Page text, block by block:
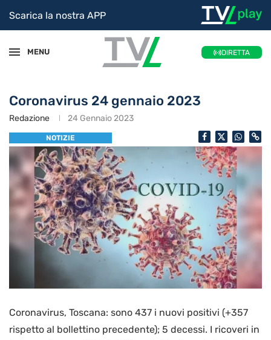
Scarica la nostra APP
MENU DIRETTA
Coronavirus 24 gennaio 2023
Redazione 24 Gennaio 2023
NOTIZIE
Coronavirus, Toscana: sono 437 i nuovi positivi (+357
rispetto al bollettino precedente); 5 decessi. I ricoveri in